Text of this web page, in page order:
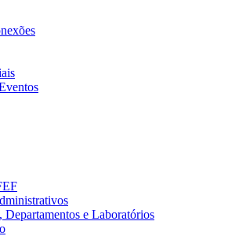
Departamentos e Laboratórios